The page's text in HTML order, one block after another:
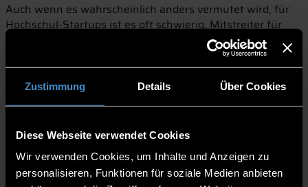
Zustimmung Details Über Cookies
Diese Webseite verwendet Cookies
Wir verwenden Cookies, um Inhalte und Anzeigen zu
personalisieren, Funktionen für soziale Medien anbieten
Auch wenn es wahrscheinlich anders vermutet wird, für
Hochschul-Startups ist es oft schwierig, Mitstreiter für
den Aufbau ihres Business zu finden. Das haben
Gründerberater:innen der Hochschulen und Unis in
Deggendorf, Passau, Landshut, Regensburg und Amberg-
Weiden festgestellt und wollen gemeinsam Abhilfe
schaffen. Eine Lösung sehen sie in
dem Motto „Startups meet Students“ fand am 7. Juli die
Durch die Zusammenarbeit der Hochschulen erhöht sich
für die Startups die Chance, das passende Team-Mitglied